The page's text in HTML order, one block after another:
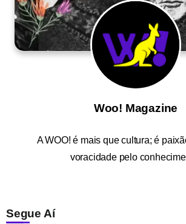
Woo! Magazine
AWOO! é mais que cultura; é
voracidade pelo
Segue Aí